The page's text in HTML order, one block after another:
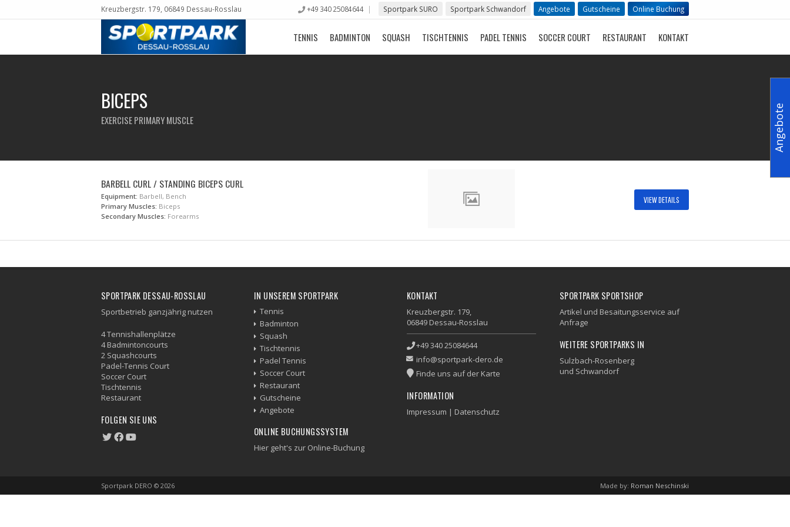
Kreuzbergstr. 179, 06849 Dessau-Rosslau +49 340 25084644 Sportpark SURO Sportpark Schwandorf Angebote Gutscheine Online Buchung
TENNIS BADMINTON SQUASH TISCHTENNIS PADEL TENNIS SOCCER COURT RESTAURANT KONTAKT
BICEPS
EXERCISE PRIMARY MUSCLE
BARBELL CURL / STANDING BICEPS CURL
Equipment: Barbell, Bench
Primary Muscles: Biceps
Secondary Muscles: Forearms
VIEW DETAILS
SPORTPARK DESSAU-ROSSLAU
Sportbetrieb ganzjährig nutzen
4 Tennishallenplätze
4 Badmintoncourts
2 Squashcourts
Padel-Tennis Court
Soccer Court
Tischtennis
Restaurant
FOLGEN SIE UNS
IN UNSEREM SPORTPARK
Tennis
Badminton
Squash
Tischtennis
Padel Tennis
Soccer Court
Restaurant
Gutscheine
Angebote
ONLINE BUCHUNGSSYSTEM
Hier geht's zur Online-Buchung
KONTAKT
Kreuzbergstr. 179,
06849 Dessau-Rosslau
+49 340 25084644
info@sportpark-dero.de
Finde uns auf der Karte
INFORMATION
Impressum | Datenschutz
SPORTPARK SPORTSHOP
Artikel und Besaitungsservice auf
Anfrage
WEITERE SPORTPARKS IN
Sulzbach-Rosenberg
und Schwandorf
Sportpark DERO © 2026 Made by: Roman Neschinski
Angebote